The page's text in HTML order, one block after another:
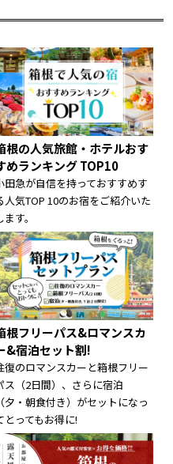
根の人気旅館・ホテルおす
めランキング TOP10
田急が自信を持っておすすめす
人気TOP 10のお宿をご紹介いた
ます。
根フリーパス&ロマンスカ
&宿泊セット割!
復のロマンスカーと箱根フリー
ス（2日間）​、さらに宿泊
（夕・朝食付き）がセットになっ
とってもお得に!